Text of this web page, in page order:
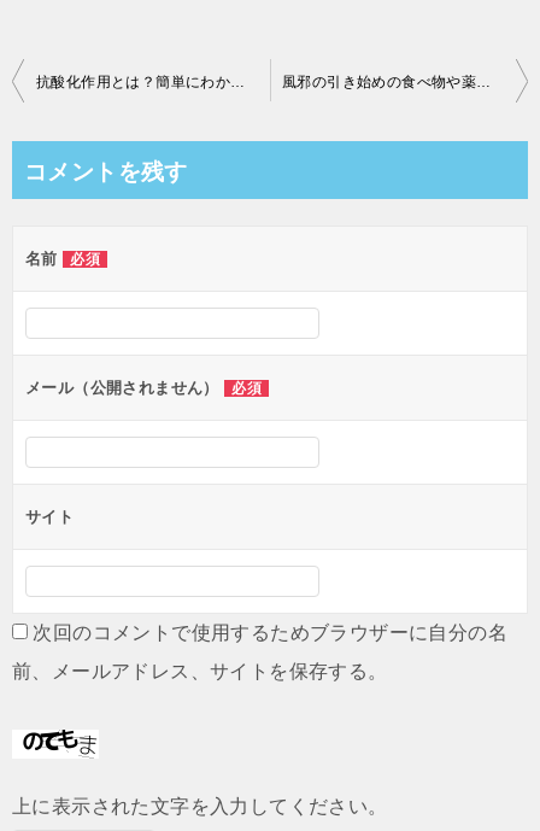
投
ビ
ー
シ
ン
抗酸化作用とは？簡単にわかりやすくご紹介！活性酸素を抑えて健康な体を！ 風邪の引き始めの食べ物や薬は？お風呂に入って、ぐっすり寝るのが大事！
コメントを残す
名前 必須
メール（公開されません） 必須
サイト
次回のコメントで使用するためブラウザーに自分の名
前、メールアドレス、サイトを保存する。
上に表示された文字を入力してください。